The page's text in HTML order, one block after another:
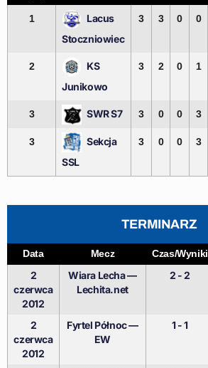
1
Lacus
Stoczniowiec
3 3 0 0
2
KS
Junikowo
3 2 0 1
3 SWR S7 3 0 0 3
3
Sekcja
SSL
3 0 0 3
TERMINARZ
Data Mecz Czas/Wyniki
2
czerwca
2012
Wiara Lecha —
Lechita.net
2 - 2
2
czerwca
2012
Fyrtel Północ —
EW
1 - 1